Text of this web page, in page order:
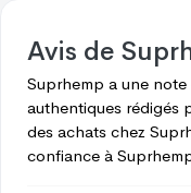
Avis de
Suprhemp a une note
authentiques rédigés
des achats chez
confiance à